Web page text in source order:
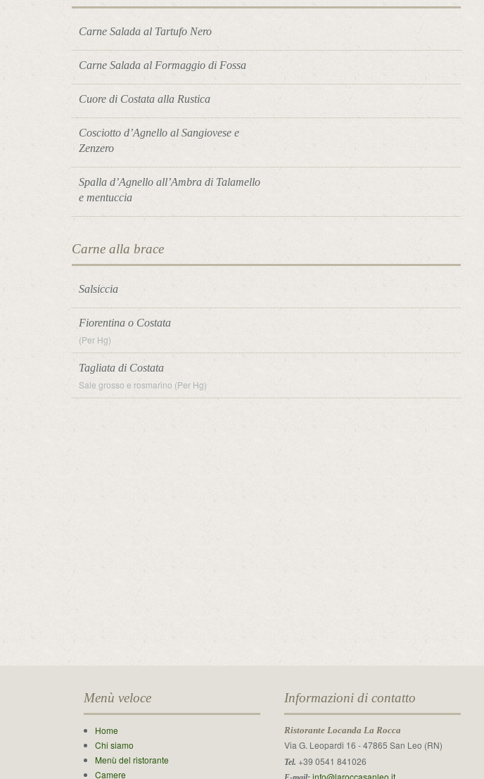
Carne Salada al Tartufo Nero
Carne Salada al Formaggio di Fossa
Cuore di Costata alla Rustica
Cosciotto d’Agnello al Sangiovese e
Zenzero
Spalla d’Agnello all’Ambra di Talamello
e mentuccia
Carne alla brace
Salsiccia
Fiorentina o Costata
(Per Hg)
Tagliata di Costata
Sale grosso e rosmarino (Per Hg)
Menù veloce
Home
Chi siamo
Menù del ristorante
Camere
Informazioni di contatto
Ristorante Locanda La Rocca
Via G. Leopardi 16 - 47865 San Leo (RN)
Tel. +39 0541 841026
info@laroccasanleo.it